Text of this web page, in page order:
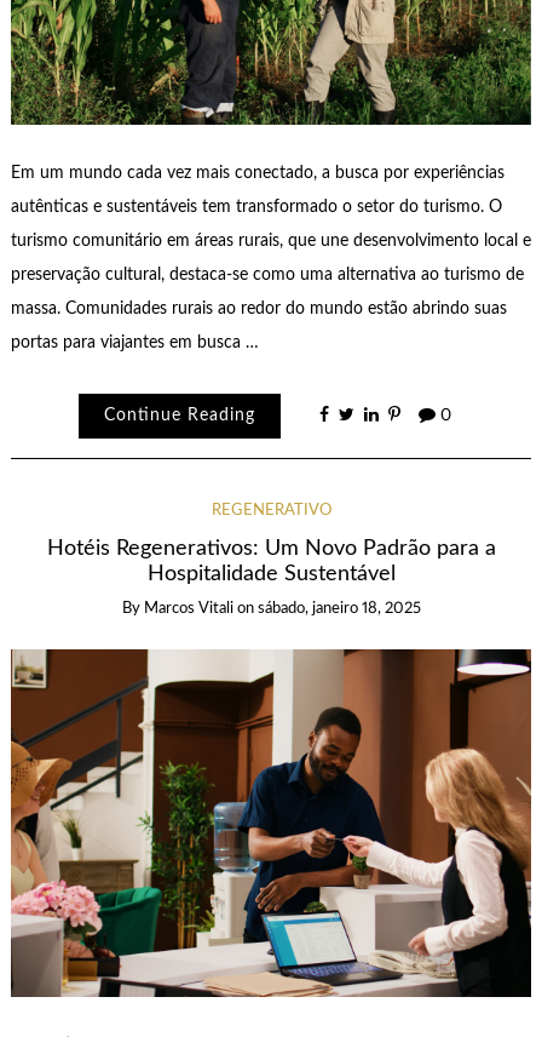
Em um mundo cada vez mais conectado, a busca por experiências
autênticas e sustentáveis tem transformado o setor do turismo. O
turismo comunitário em áreas rurais, que une desenvolvimento local e
preservação cultural, destaca-se como uma alternativa ao turismo de
massa. Comunidades rurais ao redor do mundo estão abrindo suas
portas para viajantes em busca …
Continue Reading 0
REGENERATIVO
Hotéis Regenerativos: Um Novo Padrão para a
Hospitalidade Sustentável
By Marcos Vitali on sábado, janeiro 18, 2025